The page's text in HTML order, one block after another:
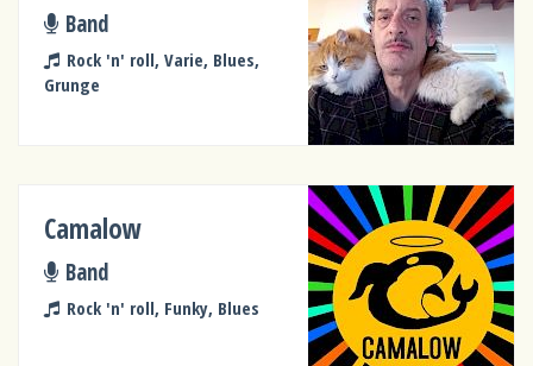
Band
Rock 'n' roll, Varie, Blues,
Grunge
Camalow
Band
Rock 'n' roll, Funky, Blues